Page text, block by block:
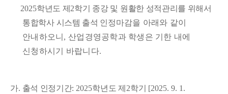
2025학년도 제 2학기 종강 및 원활한 성적관리를 위해서
통합학사 시스템 출석 인정마감을 아래와 같이
안내하오니 , 산업경영공학과 학생은 기한 내에
신청하시기 바랍니다.
가. 출석 인정기간: 2025학년도 제 2학기 [2025. 9. 1.